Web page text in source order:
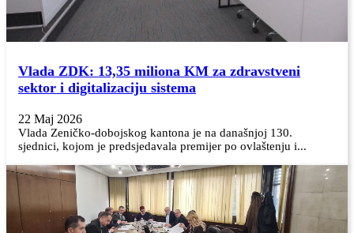
Vlada ZDK: 13,35 miliona KM za zdravstveni
sektor i digitalizaciju sistema
22 Maj 2026
Vlada Zeničko-dobojskog kantona je na današnjoj 130.
sjednici, kojom je predsjedavala premijer po ovlaštenju i...